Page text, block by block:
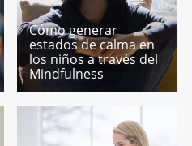
Cómo generar
estados de calma en
los niños a través del
Mindfulness